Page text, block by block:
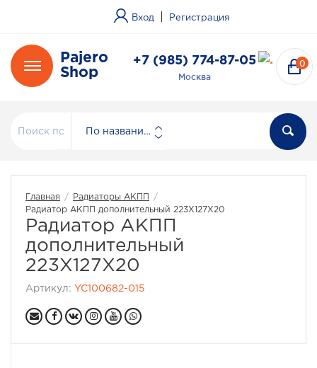
Вход Регистрация
Pajero
Shop
+7 (985) 774-87-05
Москва
0
По названию
Главная / Радиаторы АКПП
/
Радиатор АКПП дополнительный 223Х127Х20
Радиатор АКПП
дополнительный
223Х127Х20
Артикул: YC100682-015